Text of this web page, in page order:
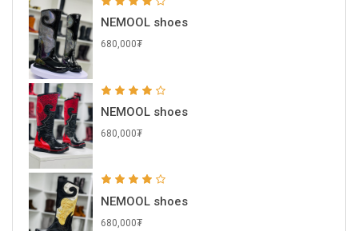
NEMOOL shoes
680,000₮
NEMOOL shoes
680,000₮
NEMOOL shoes
680,000₮